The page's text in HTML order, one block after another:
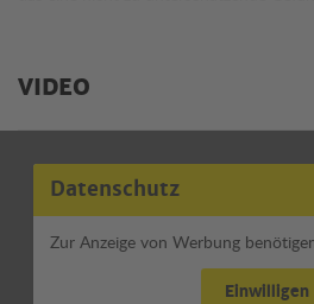
VIDEO
Datenschutz
Zur Anzeige von Werbung
Einwilligen